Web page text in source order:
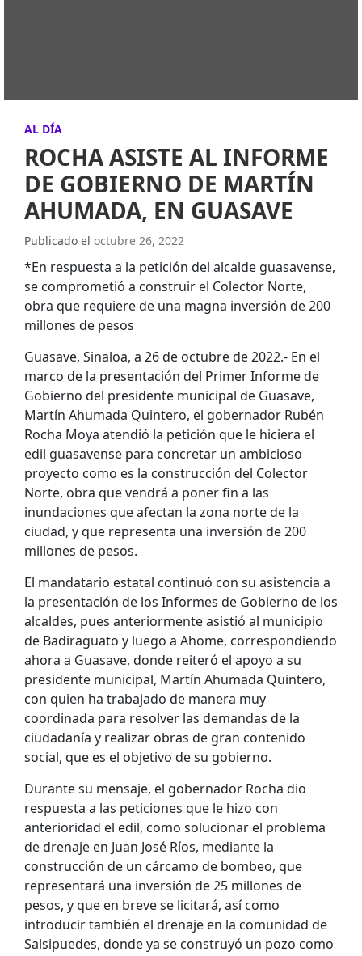
AL DÍA
ROCHA ASISTE AL INFORME
DE GOBIERNO DE MARTÍN
AHUMADA, EN GUASAVE
Publicado el octubre 26, 2022
*En respuesta a la petición del alcalde guasavense,
se comprometió a construir el Colector Norte,
obra que requiere de una magna inversión de 200
millones de pesos
Guasave, Sinaloa, a 26 de octubre de 2022.- En el
marco de la presentación del Primer Informe de
Gobierno del presidente municipal de Guasave,
Martín Ahumada Quintero, el gobernador Rubén
Rocha Moya atendió la petición que le hiciera el
edil guasavense para concretar un ambicioso
proyecto como es la construcción del Colector
Norte, obra que vendrá a poner fin a las
inundaciones que afectan la zona norte de la
ciudad, y que representa una inversión de 200
millones de pesos.
El mandatario estatal continuó con su asistencia a
la presentación de los Informes de Gobierno de los
alcaldes, pues anteriormente asistió al municipio
de Badiraguato y luego a Ahome, correspondiendo
ahora a Guasave, donde reiteró el apoyo a su
presidente municipal, Martín Ahumada Quintero,
con quien ha trabajado de manera muy
coordinada para resolver las demandas de la
ciudadanía y realizar obras de gran contenido
social, que es el objetivo de su gobierno.
Durante su mensaje, el gobernador Rocha dio
respuesta a las peticiones que le hizo con
anterioridad el edil, como solucionar el problema
de drenaje en Juan José Ríos, mediante la
construcción de un cárcamo de bombeo, que
representará una inversión de 25 millones de
pesos, y que en breve se licitará, así como
introducir también el drenaje en la comunidad de
Salsipuedes, donde ya se construyó un pozo como